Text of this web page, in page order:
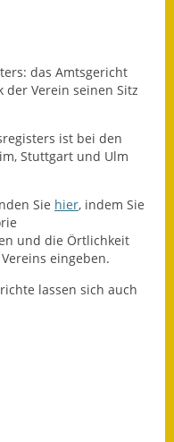
168
Notzingen
das Amtsgericht
der Verein seinen Sitz
ist bei den
Stuttgart und Ulm
Sie hier, indem Sie
und die Örtlichkeit
eingeben.
lassen sich auch